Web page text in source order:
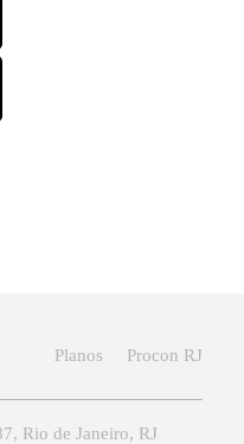
Planos Procon RJ
Rio de Janeiro, RJ